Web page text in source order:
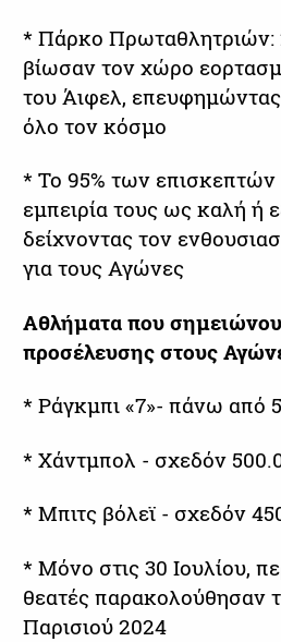
* Πάρκο Πρωταθλητριών:
βίωσαν τον χώρο
του Άιφελ,
όλο τον κόσμο
* Το 95% των επισκεπτών
εμπειρία τους ως καλή ή
δείχνοντας τον
για τους Αγώνες
Αθλήματα που
προσέλευσης στους
* Ράγκμπι «7»- πάνω από
* Χάντμπολ - σχεδόν
* Μπιτς βόλεϊ - σχεδόν
* Μόνο στις 30 Ιουλίου,
θεατές παρακολούθησαν
Παρισιού 2024